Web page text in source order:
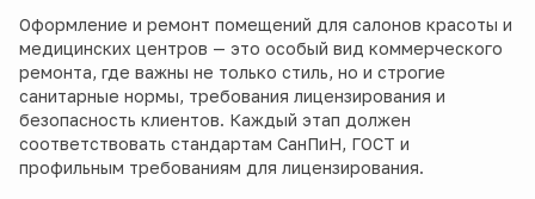
Оформление и ремонт помещений для салонов красоты и
медицинских центров — это особый вид коммерческого
ремонта, где важны не только стиль, но и строгие
санитарные нормы, требования лицензирования и
безопасность клиентов. Каждый этап должен
соответствовать стандартам СанПиН, ГОСТ и
профильным требованиям для лицензирования.